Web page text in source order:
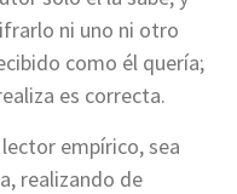
ni uno ni otro
como él quería;
es correcta.
empírico, sea
realizando de